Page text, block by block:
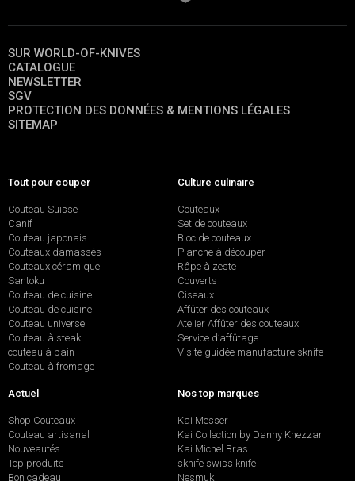
SUR WORLD-OF-KNIVES
CATALOGUE
NEWSLETTER
SGV
PROTECTION DES DONNÉES & MENTIONS LÉGALES
SITEMAP
Tout pour couper
Couteau Suisse
Canif
Couteau japonais
Couteaux damassés
Couteaux céramique
Santoku
Couteau de cuisine
Couteau de cuisine
Couteau universel
Couteau à steak
couteau à pain
Couteau à fromage
Culture culinaire
Couteaux
Set de couteaux
Bloc de couteaux
Planche à découper
Râpe à zeste
Couverts
Ciseaux
Affûter des couteaux
Atelier Affûter des couteaux
Service d’affûtage
Visite guidée manufacture sknife
Actuel
Shop Couteaux
Couteau artisanal
Nouveautés
Top produits
Bon cadeau
Nos top marques
Kai Messer
Kai Collection by Danny Khezzar
Kai Michel Bras
sknife swiss knife
Nesmuk